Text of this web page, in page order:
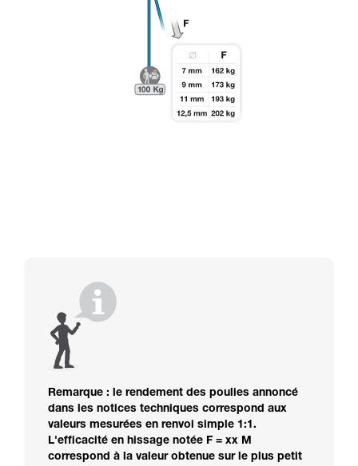
Remarque : le rendement des poulies annoncé
dans les notices techniques correspond aux
valeurs mesurées en renvoi simple 1:1.
L'efficacité en hissage notée F = xx M
correspond à la valeur obtenue sur le plus petit